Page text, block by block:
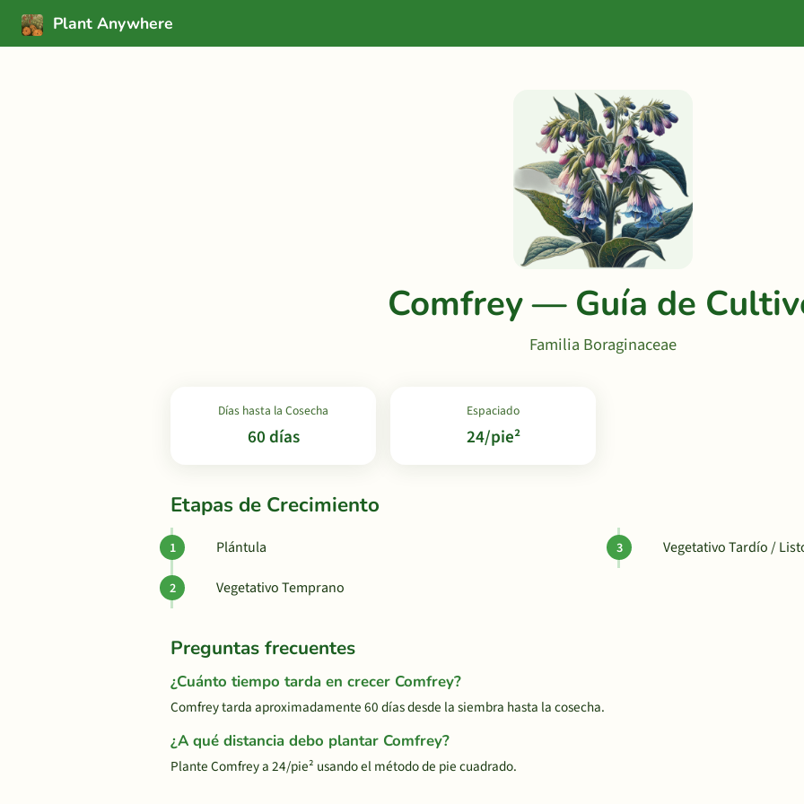
Plant Anywhere
Comfrey — Guía de
Familia Boraginaceae
Días hasta la Cosecha
60 días
Espaciado
24/pie²
Etapas de Crecimiento
Plántula
Vegetativo Temprano
Vegetativo Tardío /
Preguntas frecuentes
¿Cuánto tiempo tarda en crecer Comfrey?
Comfrey tarda aproximadamente 60 días desde la siembra hasta la cosecha.
¿A qué distancia debo plantar Comfrey?
Plante Comfrey a 24/pie² usando el método de pie cuadrado.